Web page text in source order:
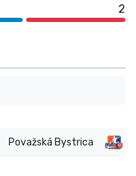
2
Považská Bystrica